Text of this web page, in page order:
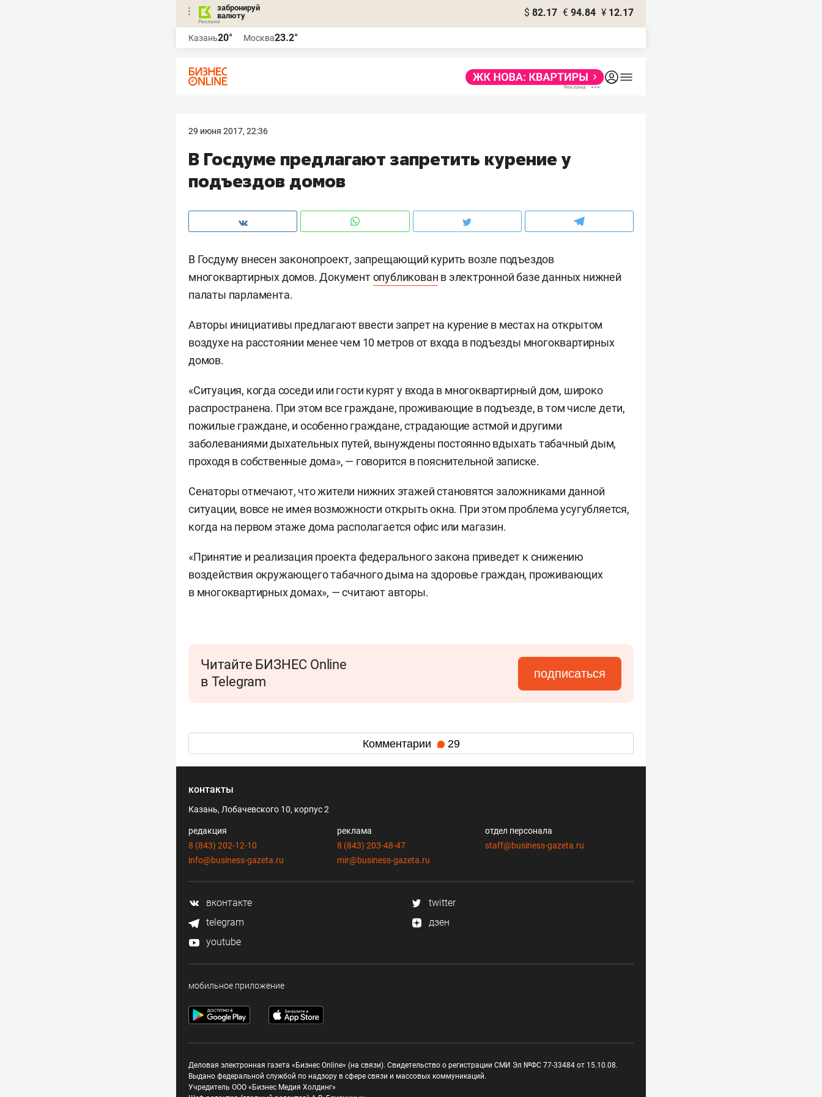
забронируй
валюту
$ 82.17 € 94.84 ¥ 12.17
Казань20° Москва23.2°
29 июня 2017, 22:36
В Госдуме предлагают запретить курение у
подъездов домов
В Госдуму внесен законопроект, запрещающий курить возле подъездов
многоквартирных домов. Документопубликован в электронной базе данных нижней
палаты парламента.
Авторы инициативы предлагают ввести запрет на курение в местах на открытом
воздухе на расстоянии менее чем 10 метров от входа в подъезды многоквартирных
домов.
«Ситуация, когда соседи или гости курят у входа в многоквартирный дом, широко
распространена. При этом все граждане, проживающие в подъезде, в том числе дети,
пожилые граждане, и особенно граждане, страдающие астмой и другими
заболеваниями дыхательных путей, вынуждены постоянно вдыхать табачный дым,
проходя в собственные дома», — говорится в пояснительной записке.
Сенаторы отмечают, что жители нижних этажей становятся заложниками данной
ситуации, вовсе не имея возможности открыть окна. При этом проблема усугубляется,
когда на первом этаже дома располагается офис или магазин.
«Принятие и реализация проекта федерального закона приведет к снижению
воздействия окружающего табачного дыма на здоровье граждан, проживающих
в многоквартирных домах», — считают авторы.
Читайте БИЗНЕС Online
в Telegram
подписаться
Комментарии 29
контакты
Казань, Лобачевского 10, корпус 2
редакция
8 (843) 202-12-10
info@business-gazeta.ru
реклама
8 (843) 203-48-47
mir@business-gazeta.ru
отдел персонала
staff@business-gazeta.ru
вконтакте
twitter
telegram
дзен
youtube
мобильное приложение
Деловая электронная газета «Бизнес Online» (на связи). Свидетельство о регистрации СМИ Эл №ФС 77-33484 от 15.10.08.
Выдано федеральной службой по надзору в сфере связи и массовых коммуникаций.
Учредитель ООО «Бизнес Медия Холдинг»